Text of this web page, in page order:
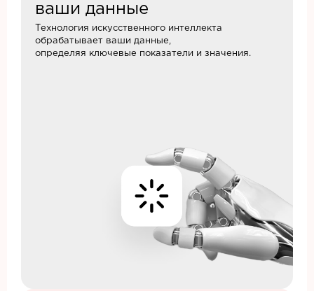
ваши данные
Технология искусственного интеллекта
обрабатывает ваши данные,
определяя ключевые показатели и значения.